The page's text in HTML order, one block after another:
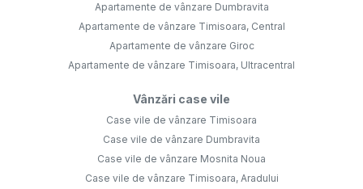
Apartamente de vânzare Dumbravita
Apartamente de vânzare Timisoara, Central
Apartamente de vânzare Giroc
Apartamente de vânzare Timisoara, Ultracentral
Vânzări case vile
Case vile de vânzare Timisoara
Case vile de vânzare Dumbravita
Case vile de vânzare Mosnita Noua
Case vile de vânzare Timisoara, Aradului